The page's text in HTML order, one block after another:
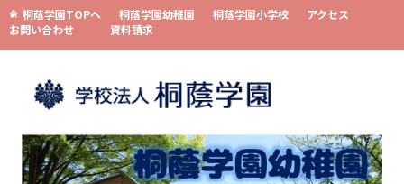
桐蔭学園TOPへ 桐蔭学園幼稚園 桐蔭学園小学校
アクセス
お問い合わせ
資料請求
コンテンツへスキップ